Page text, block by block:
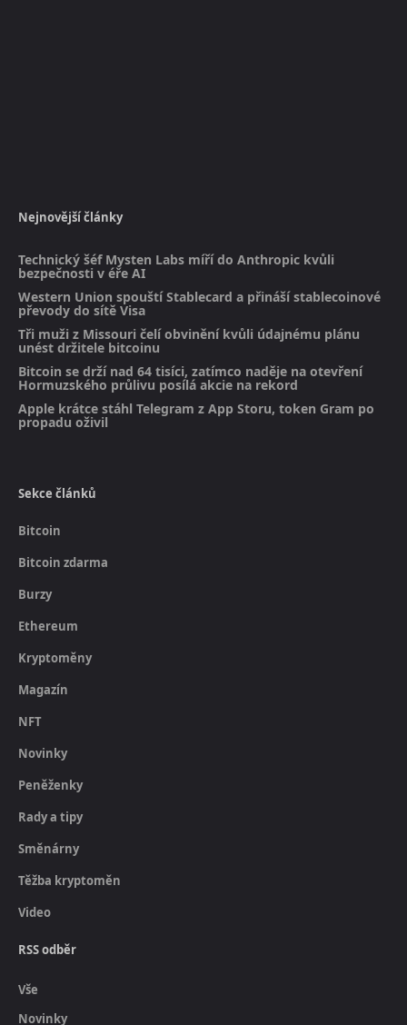
Nejnovější články
Technický šéf Mysten Labs míří do Anthropic kvůli
bezpečnosti v éře AI
Western Union spouští Stablecard a přináší stablecoinové
převody do sítě Visa
Tři muži z Missouri čelí obvinění kvůli údajnému plánu
unést držitele bitcoinu
Bitcoin se drží nad 64 tisíci, zatímco naděje na otevření
Hormuzského průlivu posílá akcie na rekord
Apple krátce stáhl Telegram z App Storu, token Gram po
propadu oživil
Sekce článků
Bitcoin
Bitcoin zdarma
Burzy
Ethereum
Kryptoměny
Magazín
NFT
Novinky
Peněženky
Rady a tipy
Směnárny
Těžba kryptoměn
Video
RSS odběr
Vše
Novinky